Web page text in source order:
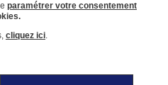
paramétrer votre consentement
cliquez ici.